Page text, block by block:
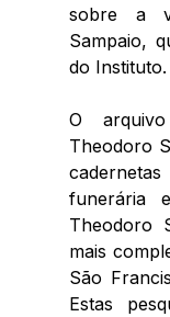
sobre a
Sampaio,
do Instituto.
O
Theodoro
funerária
Theodoro
mais
São
Estas